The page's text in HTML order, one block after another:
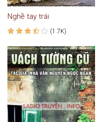
Nghề tay trái
(1.7K)